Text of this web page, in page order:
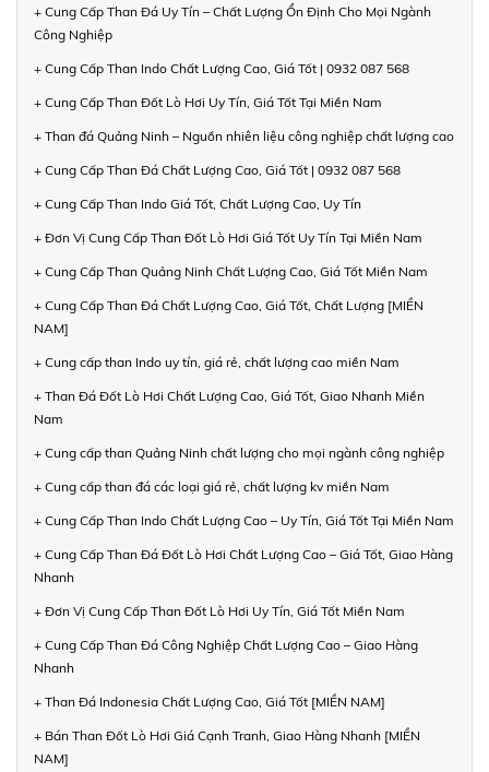
+ Cung Cấp Than Đá Uy Tín – Chất Lượng Ổn Định Cho Mọi Ngành
Công Nghiệp
+ Cung Cấp Than Indo Chất Lượng Cao, Giá Tốt | 0932 087 568
+ Cung Cấp Than Đốt Lò Hơi Uy Tín, Giá Tốt Tại Miền Nam
+ Than đá Quảng Ninh – Nguồn nhiên liệu công nghiệp chất lượng cao
+ Cung Cấp Than Đá Chất Lượng Cao, Giá Tốt | 0932 087 568
+ Cung Cấp Than Indo Giá Tốt, Chất Lượng Cao, Uy Tín
+ Đơn Vị Cung Cấp Than Đốt Lò Hơi Giá Tốt Uy Tín Tại Miền Nam
+ Cung Cấp Than Quảng Ninh Chất Lượng Cao, Giá Tốt Miền Nam
+ Cung Cấp Than Đá Chất Lượng Cao, Giá Tốt, Chất Lượng [MIỀN
NAM]
+ Cung cấp than Indo uy tín, giá rẻ, chất lượng cao miền Nam
+ Than Đá Đốt Lò Hơi Chất Lượng Cao, Giá Tốt, Giao Nhanh Miền
Nam
+ Cung cấp than Quảng Ninh chất lượng cho mọi ngành công nghiệp
+ Cung cấp than đá các loại giá rẻ, chất lượng kv miền Nam
+ Cung Cấp Than Indo Chất Lượng Cao – Uy Tín, Giá Tốt Tại Miền Nam
+ Cung Cấp Than Đá Đốt Lò Hơi Chất Lượng Cao – Giá Tốt, Giao Hàng
Nhanh
+ Đơn Vị Cung Cấp Than Đốt Lò Hơi Uy Tín, Giá Tốt Miền Nam
+ Cung Cấp Than Đá Công Nghiệp Chất Lượng Cao – Giao Hàng
Nhanh
+ Than Đá Indonesia Chất Lượng Cao, Giá Tốt [MIỀN NAM]
+ Bán Than Đốt Lò Hơi Giá Cạnh Tranh, Giao Hàng Nhanh [MIỀN
NAM]